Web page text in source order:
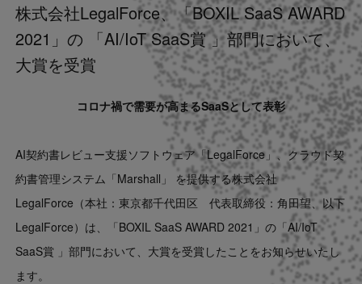
News
Recruit
LegalOn Now
Contact
US website
株式会社LegalForce、「BOXIL SaaS AWARD
2021」の 「AI/IoT SaaS賞 」部門において、
大賞を受賞
コロナ禍で需要が高まるSaaSとして表彰
AI契約書レビュー支援ソフトウェア「LegalForce」、クラウド契
約書管理システム「Marshall」 を提供する株式会社
LegalForce（本社：東京都千代田区 代表取締役：角田望、以下
LegalForce）は、「BOXIL SaaS AWARD 2021」の「AI/IoT
SaaS賞 」部門において、大賞を受賞したことをお知らせいたし
ます。